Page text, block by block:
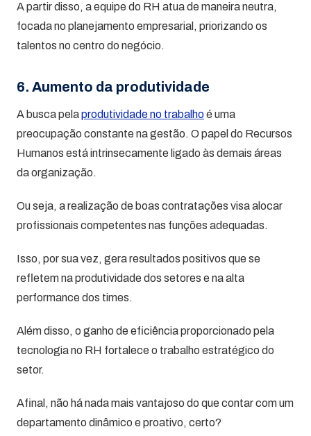
A partir disso, a equipe do RH atua de maneira neutra,
focada no planejamento empresarial, priorizando os
talentos no centro do negócio.
6. Aumento da produtividade
A busca pelaprodutividade no trabalhoé uma
preocupação constante na gestão. O papel do Recursos
Humanos está intrinsecamente ligado às demais áreas
da organização.
Ou seja, a realização de boas contratações visa alocar
profissionais competentes nas funções adequadas.
Isso, por sua vez, gera resultados positivos que se
refletem na produtividade dos setores e na alta
performance dos times.
Além disso, o ganho de eficiência proporcionado pela
tecnologia no RH fortalece o trabalho estratégico do
setor.
Afinal, não há nada mais vantajoso do que contar com um
departamento dinâmico e proativo, certo?